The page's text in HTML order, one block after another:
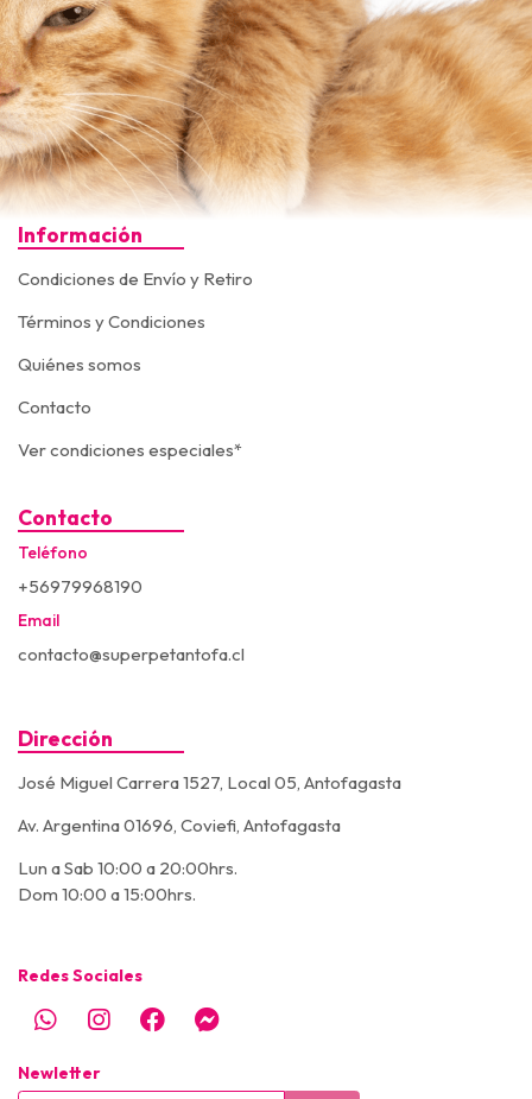
Información
Condiciones de Envío y Retiro
Términos y Condiciones
Quiénes somos
Contacto
Ver condiciones especiales*
Contacto
Teléfono
+56979968190
Email
contacto@superpetantofa.cl
Dirección
José Miguel Carrera 1527, Local 05, Antofagasta
Av. Argentina 01696, Coviefi, Antofagasta
Lun a Sab 10:00 a 20:00hrs.
Dom 10:00 a 15:00hrs.
Redes Sociales
Newletter